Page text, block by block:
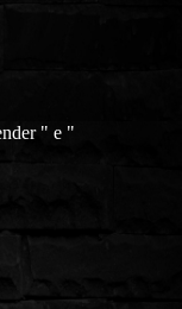
" e "